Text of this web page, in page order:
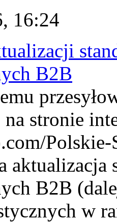
16:24
B2B
stronie
Polskie-
aktualizacja
B2B
w